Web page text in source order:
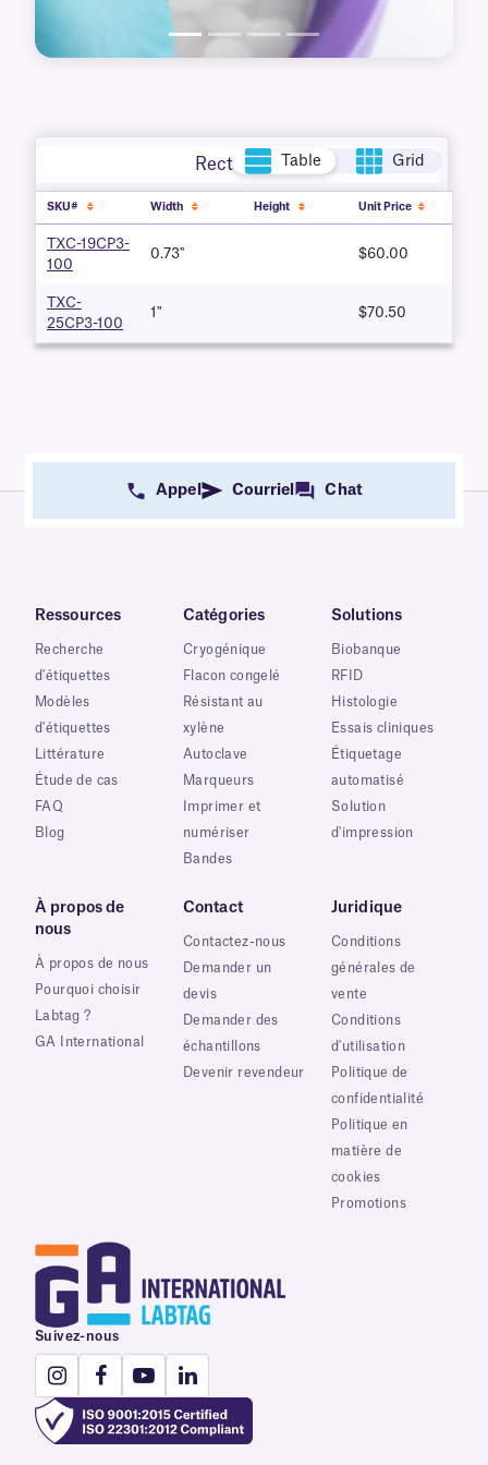
Rectangle Table Grid
SKU# Width Height Unit Price
TXC-19CP3-
100
0.73'' $60.00
TXC-
25CP3-100
1" $70.50
Appel Courriel Chat
Ressources
Recherche
d'étiquettes
Modèles
d'étiquettes
Littérature
Étude de cas
FAQ
Blog
Catégories
Cryogénique
Flacon congelé
Résistant au
xylène
Autoclave
Marqueurs
Imprimer et
numériser
Bandes
Solutions
Biobanque
RFID
Histologie
Essais cliniques
Étiquetage
automatisé
Solution
d'impression
À propos de
nous
À propos de nous
Pourquoi choisir
Labtag ?
GA International
Contact
Contactez-nous
Demander un
devis
Demander des
échantillons
Devenir revendeur
Juridique
Conditions
générales de
vente
Conditions
d'utilisation
Politique de
confidentialité
Politique en
matière de
cookies
Promotions
Suivez-nous